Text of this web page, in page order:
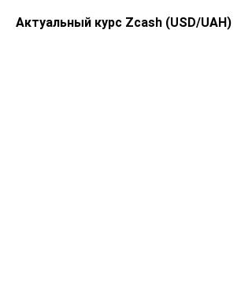
Актуальный курс Zcash (USD/UAH)